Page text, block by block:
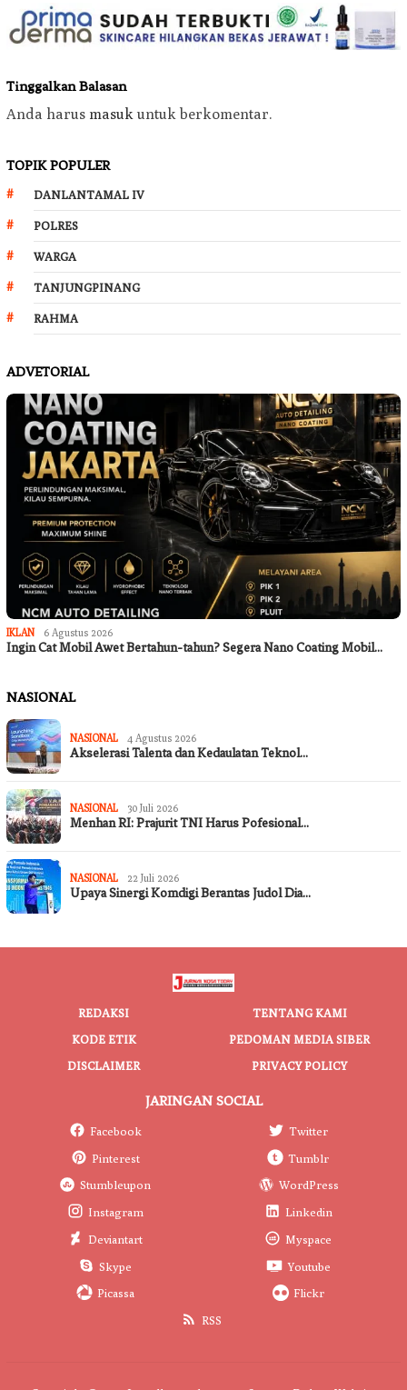
Tinggalkan Balasan
Anda harus masuk untuk berkomentar.
TOPIK POPULER
DANLANTAMAL IV
POLRES
WARGA
TANJUNGPINANG
RAHMA
ADVETORIAL
IKLAN 6 Agustus 2026
Ingin Cat Mobil Awet Bertahun-tahun? Segera Nano Coating Mobil…
NASIONAL
NASIONAL 4 Agustus 2026
Akselerasi Talenta dan Kedaulatan Teknol…
NASIONAL 30 Juli 2026
Menhan RI: Prajurit TNI Harus Pofesional…
NASIONAL 22 Juli 2026
Upaya Sinergi Komdigi Berantas Judol Dia…
REDAKSI
TENTANG KAMI
KODE ETIK
PEDOMAN MEDIA SIBER
DISCLAIMER
PRIVACY POLICY
JARINGAN SOCIAL
Facebook
Twitter
Pinterest
Tumblr
Stumbleupon
WordPress
Instagram
Linkedin
Deviantart
Myspace
Skype
Youtube
Picassa
Flickr
RSS